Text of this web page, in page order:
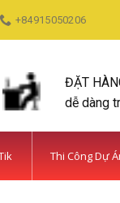
+84915050206
ĐẶT
dễ dàng
Thi Công Dự
TẠI CÁC KHU
SIÊU